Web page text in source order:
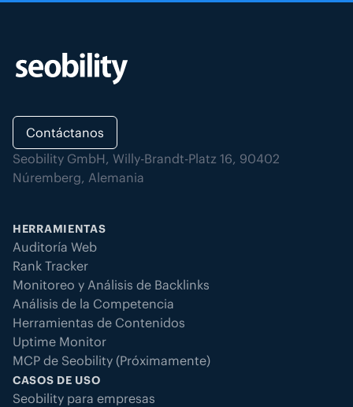
Contáctanos
Seobility GmbH, Willy-Brandt-Platz 16, 90402
Núremberg, Alemania
HERRAMIENTAS
Auditoría Web
Rank Tracker
Monitoreo y Análisis de Backlinks
Análisis de la Competencia
Herramientas de Contenidos
Uptime Monitor
MCP de Seobility (Próximamente)
CASOS DE USO
Seobility para empresas